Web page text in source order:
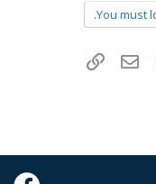
You must
WhatsAppדואר אלקטרוני